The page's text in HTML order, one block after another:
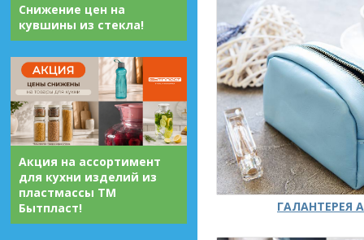
Снижение цен на
кувшины из стекла!
Акция на ассортимент
для кухни изделий из
пластмассы ТМ
Бытпласт!
ГАЛАНТЕРЕЯ